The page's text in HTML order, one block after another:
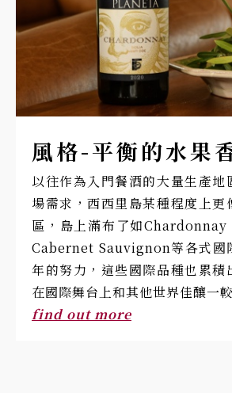
風格-平衡的水果
以往作為入門餐酒的大量生產地
場需求，西西里島某種程度上更
區，島上滿布了如Chardonnay
Cabernet Sauvignon等各式國
年的努力，這些國際品種也累積
在國際舞台上和其他世界佳釀一
find out more